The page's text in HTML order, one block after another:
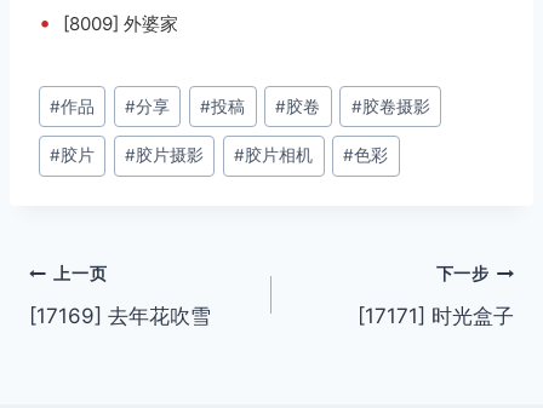
• [8009] 外婆家
文
章
标
#作品 #分享 #投稿 #胶卷 #胶卷摄影
#胶片 #胶片摄影 #胶片相机 #色彩
文
章
上一页
[17169] 去年花吹雪
下一步
[17171] 时光盒子